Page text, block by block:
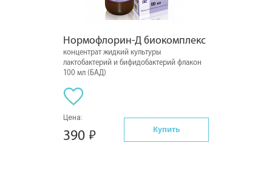
Нормофлорин-Д биокомплекс
концентрат жидкий культуры
лактобактерий и бифидобактерий флакон
100 мл (БАД)
Цена:
390 Купить